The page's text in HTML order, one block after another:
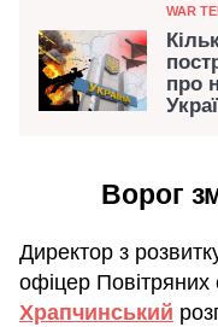
WAR
про
Ворог
Директор з
офіцер Повітряних
Храпчинський